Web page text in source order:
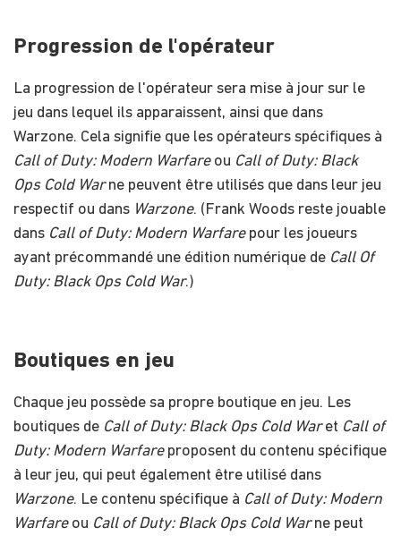
Progression de l'opérateur
La progression de l'opérateur sera mise à jour sur le
jeu dans lequel ils apparaissent, ainsi que dans
Warzone. Cela signifie que les opérateurs spécifiques à
Call of Duty: Modern Warfareou Call of Duty: Black
Ops Cold Warne peuvent être utilisés que dans leur jeu
respectif ou dans Warzone. (Frank Woods reste jouable
dans Call of Duty: Modern Warfarepour les joueurs
ayant précommandé une édition numérique de Call Of
Duty: Black Ops Cold War.)
Boutiques en jeu
Chaque jeu possède sa propre boutique en jeu. Les
boutiques de Call of Duty: Black Ops Cold Waret Call of
Duty: Modern Warfareproposent du contenu spécifique
à leur jeu, qui peut également être utilisé dans
Warzone. Le contenu spécifique à Call of Duty: Modern
Warfareou Call of Duty: Black Ops Cold Warne peut